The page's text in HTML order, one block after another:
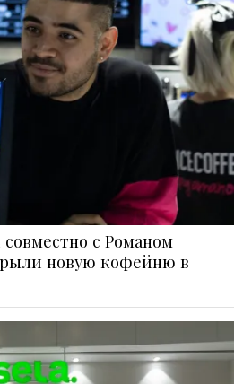
совместно с Романом
новую кофейню в